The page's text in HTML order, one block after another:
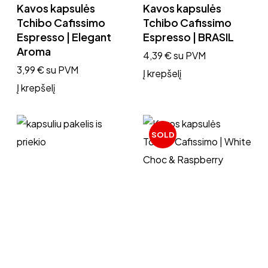
Kavos kapsulės
Tchibo Cafissimo
Espresso | Elegant
Aroma
3,99€su PVM
Į krepšelį
Kavos kapsulės
Tchibo Cafissimo
Espresso | BRASIL
4,39€su PVM
Į krepšelį
SOLD